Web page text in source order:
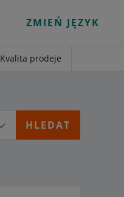
ZMIEŃ JĘZYK
Kvalita prodeje